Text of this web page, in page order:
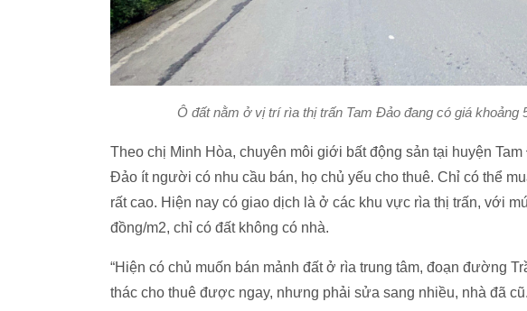
Ô đất nằm ở vị trí rìa thị trấn Tam Đảo đang có giá khoảng
Theo chị Minh Hòa, chuyên môi giới bất động sản tại huyện
Đảo ít người có nhu cầu bán, họ chủ yếu cho thuê. Chỉ có thể
rất cao. Hiện nay có giao dịch là ở các khu vực rìa thị trấn, với
đồng/m2, chỉ có đất không có nhà.
“Hiện có chủ muốn bán mảnh đất ở rìa trung tâm, đoạn đường
thác cho thuê được ngay, nhưng phải sửa sang nhiều, nhà đã